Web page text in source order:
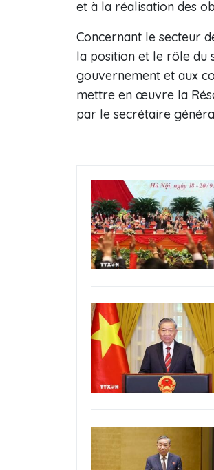
et à la réalisation des
Concernant le secteur
la position et le rôle du
gouvernement et aux
mettre en œuvre la
par le secrétaire